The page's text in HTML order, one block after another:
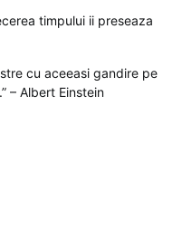
timpului ii preseaza
cu aceeasi gandire pe
– Albert Einstein